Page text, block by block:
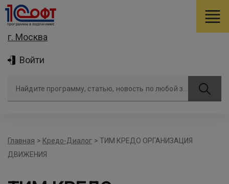
г. Москва
Войти
Главная > Кредо-Диалог > ТИМ КРЕДО ОРГАНИЗАЦИЯ
ДВИЖЕНИЯ